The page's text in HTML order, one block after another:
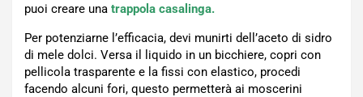
puoi creare una trappola casalinga.
Per potenziarne l’efficacia, devi munirti dell’aceto di sidro
di mele dolci. Versa il liquido in un bicchiere, copri con
pellicola trasparente e la fissi con elastico, procedi
facendo alcuni fori, questo permetterà ai moscerini